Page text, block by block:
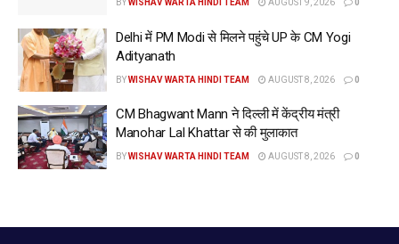
BYWISHAV WARTA HINDI TEAM AUGUST 9, 2026 0
Delhi में PM Modi से मिलने पहुंचे UP के CM Yogi
Adityanath
BYWISHAV WARTA HINDI TEAM AUGUST 8, 2026 0
CM Bhagwant Mann ने दिल्ली में केंद्रीय मंत्री
Manohar Lal Khattar से की मुलाकात
BYWISHAV WARTA HINDI TEAM AUGUST 8, 2026 0